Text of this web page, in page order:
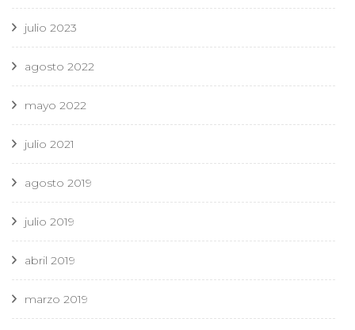
julio 2023
agosto 2022
mayo 2022
julio 2021
agosto 2019
julio 2019
abril 2019
marzo 2019